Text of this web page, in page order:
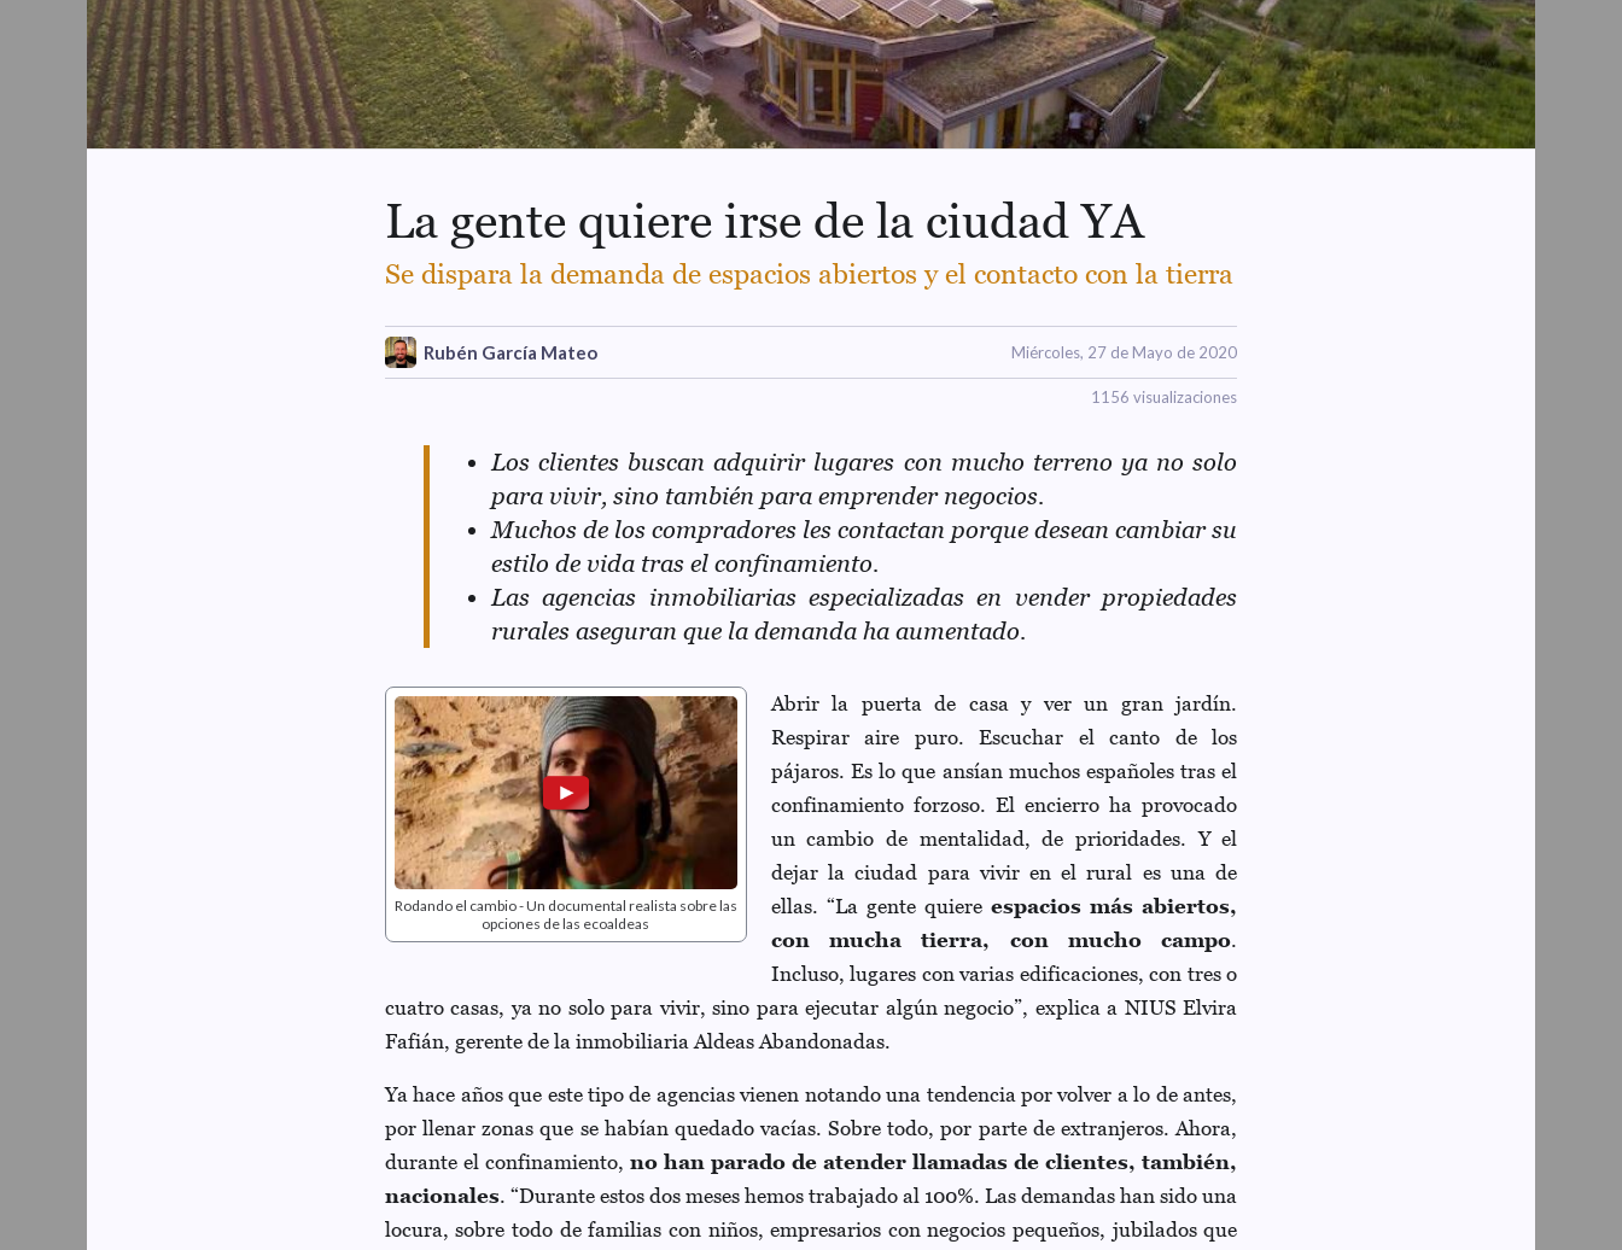
personal. Ser el
anclaje del nuevo
mundo, de la
nueva humanidad.
Psicología, hipnosis,
La gente quiere irse de la ciudad YA
Se dispara la demanda de espacios abiertos y el contacto con la tierra
Rubén García Mateo Miércoles, 27 de Mayo de 2020
1156 visualizaciones
Los clientes buscan adquirir lugares con mucho terreno ya no solo
para vivir, sino también para emprender negocios.
Muchos de los compradores les contactan porque desean cambiar su
estilo de vida tras el confinamiento.
Las agencias inmobiliarias especializadas en vender propiedades
rurales aseguran que la demanda ha aumentado.
Rodando el cambio - Un documental realista sobre las
opciones de las ecoaldeas
Abrir la puerta de casa y ver un gran jardín.
Respirar aire puro. Escuchar el canto de los
pájaros. Es lo que ansían muchos españoles tras el
confinamiento forzoso. El encierro ha provocado
un cambio de mentalidad, de prioridades. Y el
dejar la ciudad para vivir en el rural es una de
ellas. “La gente quiereespacios más abiertos,
con mucha tierra, con mucho campo.
Incluso, lugares con varias edificaciones, con tres o
cuatro casas, ya no solo para vivir, sino para ejecutar algún negocio”, explica a NIUS Elvira
Fafián, gerente de la inmobiliaria Aldeas Abandonadas.
Ya hace años que este tipo de agencias vienen notando una tendencia por volver a lo de antes,
por llenar zonas que se habían quedado vacías. Sobre todo, por parte de extranjeros. Ahora,
durante el confinamiento, no han parado de atender llamadas de clientes, también,
nacionales. “Durante estos dos meses hemos trabajado al 100%. Las demandas han sido una
locura, sobre todo de familias con niños, empresarios con negocios pequeños, jubilados que